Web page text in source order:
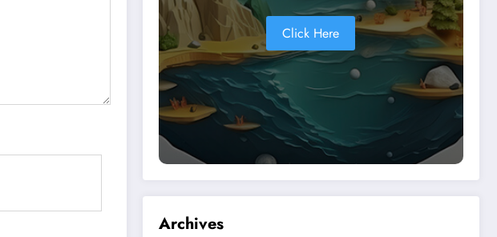
Click Here
Archives